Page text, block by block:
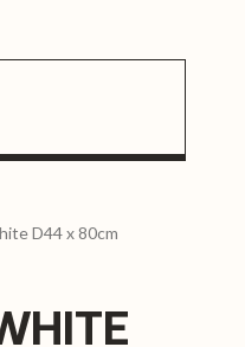
D44 x 80cm